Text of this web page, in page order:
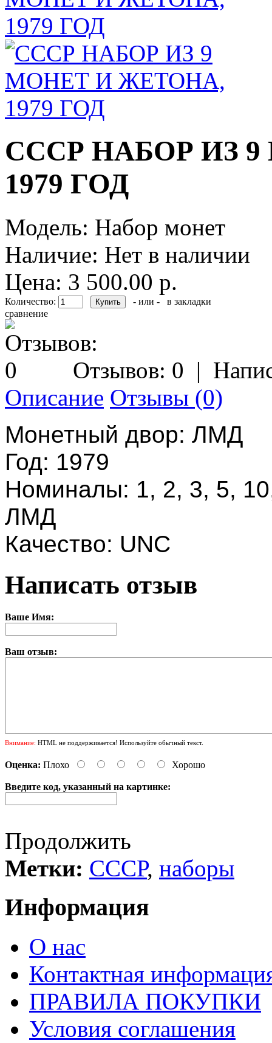
СССР НАБОР ИЗ
1979 ГОД
Модель: Набор монет
Наличие: Нет в наличии
Цена: 3 500.00 р.
Количество: - или -
в закладки
сравнение
Отзывов: 0 |
Описание Отзывы (0)
Монетный двор: ЛМД
Год: 1979
Номиналы: 1, 2, 3, 5,
ЛМД
Качество: UNC
Написать отзыв
Ваше Имя:
Ваш отзыв:
Внимание: HTML не поддерживается! Используйте обычный текст.
Оценка: Плохо Хорошо
Введите код, указанный на картинке:
Продолжить
Метки: СССР, наборы
Информация
О нас
Контактная
ПРАВИЛА ПОКУПКИ
Условия соглашения